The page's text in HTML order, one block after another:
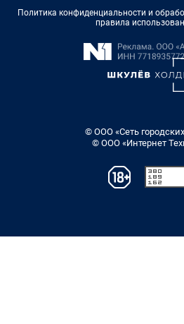
Политика конфиденциальности и
правила
© ООО «Сеть
© ООО «Интернет